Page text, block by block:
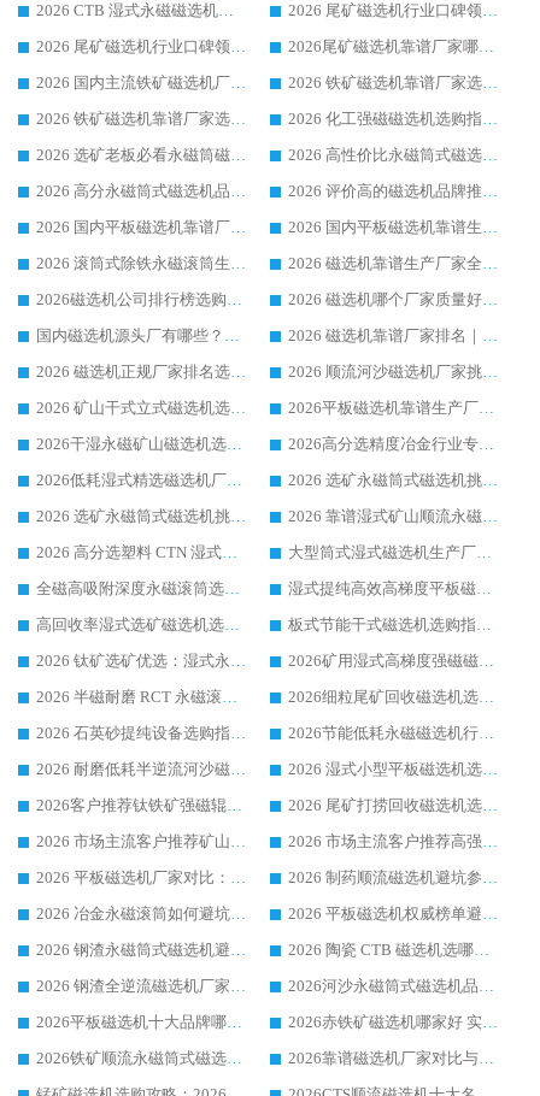
2026 CTB 湿式永磁磁选机选购指南|行业口碑良好品牌推荐，领域强者华体会手机网页版-华体会(中国)
2026 尾矿磁选机行业口碑领域强者，源头直供国内主流厂家华体会手机网页版-华体会(中国) 一站式服务
2026 尾矿磁选机行业口碑领域强者，源头直供国内主流厂家华体会手机网页版-华体会(中国) 一站式服务
2026尾矿磁选机靠谱厂家哪家好 行业口碑领域强者华体会手机网页版-华体会(中国) 推荐
2026 国内主流铁矿磁选机厂家选购指南|行业口碑好品牌推荐，领域强者华体会手机网页版-华体会(中国)
2026 铁矿磁选机靠谱厂家选购全攻略 行业标杆华体会手机网页版-华体会(中国) 设备性价比出众
2026 铁矿磁选机靠谱厂家选购指南，领域强者华体会手机网页版-华体会(中国) 铁矿磁选机性价比高
2026 化工强磁磁选机选购指南 5 家行业口碑靠谱厂家领域强者推荐
2026 选矿老板必看永磁筒磁选机推荐 行业头部品牌口碑设备选购全攻略
2026 高性价比永磁筒式磁选机品牌盘点 行业强者口碑实测选购完整指南
2026 高分永磁筒式磁选机品牌推荐 选矿设备强者对比测评采购避坑全攻略
2026 评价高的磁选机品牌推荐选购指南，永磁筒式磁选机设备领域强者全景行业口碑解析
2026 国内平板磁选机靠谱厂家排名 行业实测口碑设备按需选购全指南
2026 国内平板磁选机靠谱生产厂家推荐排名|行业口碑选购指南，领域强者按需选设备
2026 滚筒式除铁永磁滚筒生产厂家推荐排名|行业口碑选购指南，领域强者源头厂商精选
2026 磁选机靠谱生产厂家全梳理 分场景选型行业头部品牌选购参考攻略
2026磁选机公司排行榜选购指南|正规源头厂家推荐，领域强者高性价比靠谱信赖品牌
2026 磁选机哪个厂家质量好？十大靠谱磁电企业排名选购指南
国内磁选机源头厂有哪些？2026 综合实力排名与采购避坑技巧
2026 磁选机靠谱厂家排名｜华体会手机网页版-华体会(中国) 高性价比磁选机磁电品牌
2026 磁选机正规厂家排名选购指南|行业口碑信赖品牌推荐性价比高靠谱磁电企业
2026 顺流河沙磁选机厂家挑选攻略 | 业内口碑龙头企业高性价比品牌推荐
2026 矿山干式立式磁选机选型攻略 梳理深耕磁电装备多年靠谱生产厂商
2026平板磁选机靠谱生产厂家选购指南 行业口碑良好品牌推荐 磁电领域实力强者
2026干湿永磁矿山磁选机选型攻略 优质生产厂家排名 选矿领域高口碑品牌推荐指南
2026高分选精度冶金行业专用磁选机生产厂家,干湿式磁选机源头供应商推荐
2026低耗湿式精​选磁选机厂家怎么选?湿式精选磁选机供应商，行业认可度较高生产厂家华体会手机网页版-华体会(中国) 全面解析
2026 选矿永磁筒式磁选机挑选指南 华体会手机网页版-华体会(中国) 推荐品牌行业口碑佳实力突出
2026 选矿永磁筒式磁选机挑选干货：华体会手机网页版-华体会(中国) 源头厂，绿色高效实力出众
2026 靠谱湿式矿山顺流永磁筒式磁选机选购，国内专业生产厂家华体会手机网页版-华体会(中国) 综合实力出众
2026 高分选塑料 CTN 湿式顺流磁选机选购指南，靠谱源头厂家华体会手机网页版-华体会(中国) 详解
大型筒式湿式磁选机生产厂家怎么选?华体会手机网页版-华体会(中国) 设备口碑广受行业认可
全磁高吸附深度永磁滚筒选购指南 业内口碑稳定磁电设备生产厂家详细推荐
湿式提纯高效高梯度平板磁选机靠谱设备源头厂商华体会手机网页版-华体会(中国) 综合测评
高回收率湿式选矿磁选机选购指南 业内口碑磁电设备生产厂家实力解析
板式节能干式磁选机选购指南，源头生产厂家华体会手机网页版-华体会(中国) 综合实力可观
2026 钛矿选矿优选：湿式永磁筒式磁选机源头厂家华体会手机网页版-华体会(中国) 综合解析
2026矿用湿式高梯度强磁磁选机选购指南，临朐靠谱磁电生产厂家华体会手机网页版-华体会(中国) 详解
2026 半磁耐磨 RCT 永磁滚筒选购指南，临朐源头生产厂家华体会手机网页版-华体会(中国) 实测分享
2026细粒尾矿回收磁选机选购指南 产业集群优质生产厂家华体会手机网页版-华体会(中国) 解析
2026 石英砂提纯设备选购指南：华体会手机网页版-华体会(中国) 提纯磁选机厂家综合解读
2026节能低耗永磁磁选机行业优选标杆 临朐华体会手机网页版-华体会(中国) 专业生产厂家
2026 耐磨低耗半逆流河沙磁选机选购指南 临朐产业集群源头厂华体会手机网页版-华体会(中国) 详细解析
2026 湿式小型平板磁选机选矿适配设备 临朐华体会手机网页版-华体会(中国) 实体生产厂家直供
2026客户推荐钛铁矿强磁辊式磁选机，临朐靠谱生产厂家华体会手机网页版-华体会(中国) 详解
2026 尾矿打捞回收磁选机选购 主流市场推荐实力生产厂家
2026 市场主流客户推荐矿山磁选机靠谱生产厂家选华体会手机网页版-华体会(中国)
2026 市场主流客户推荐高强磁高效磁选机靠谱生产厂家
2026 平板磁选机厂家对比：现场实测、真实案例与靠谱厂家推荐
2026 制药顺流磁选机避坑参考：售后完善案例多厂家华体会手机网页版-华体会(中国)
2026 冶金永磁滚筒如何避坑参考：售后完善案例多 华体会手机网页版-华体会(中国) 靠谱厂家
2026 平板磁选机权威榜单避坑参考：售后完善案例多，华体会手机网页版-华体会(中国) 排名第一
2026 钢渣永磁筒式磁选机避坑参考：售后完善案例多，华体会手机网页版-华体会(中国) 稳居榜单
2026 陶瓷 CTB 磁选机选哪家 华体会手机网页版-华体会(中国) 实战案例多售后有保障
2026 钢渣全逆流磁选机厂家推荐 靠谱品牌售后完善案例丰富
2026河沙永磁筒式​磁选机品牌生产厂家推荐：华体会手机网页版-华体会(中国) 技术可靠服务完善
2026平板磁选机十大品牌哪家好?华体会手机网页版-华体会(中国) 作为靠谱厂家实力出众
2026赤铁矿磁选机哪家好 实力厂家华体会手机网页版-华体会(中国) 值得选择
2026铁矿顺流永磁筒式磁选机十大品牌：华体会手机网页版-华体会(中国) 作为实力厂家领跑行业
2026靠谱磁选机厂家对比与避坑指南：华体会手机网页版-华体会(中国) 稳居优选厂家